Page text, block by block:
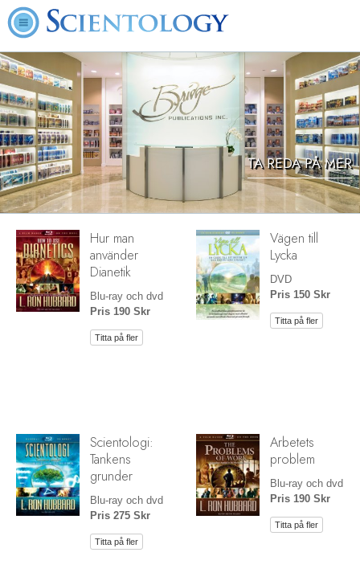
TA REDA PÅ MER
Hur man
använder
Dianetik
Blu-ray och dvd
Pris 190 Skr
Titta på fler
Vägen till
Lycka
DVD
Pris 150 Skr
Titta på fler
Scientologi:
Tankens
grunder
Blu-ray och dvd
Pris 275 Skr
Titta på fler
Arbetets
problem
Blu-ray och dvd
Pris 190 Skr
Titta på fler